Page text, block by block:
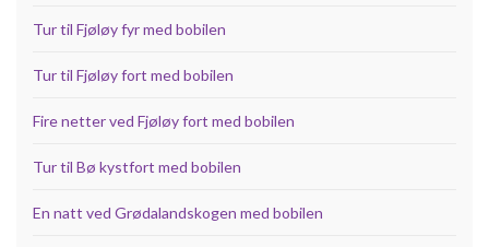
Tur til Fjøløy fyr med bobilen
Tur til Fjøløy fort med bobilen
Fire netter ved Fjøløy fort med bobilen
Tur til Bø kystfort med bobilen
En natt ved Grødalandskogen med bobilen